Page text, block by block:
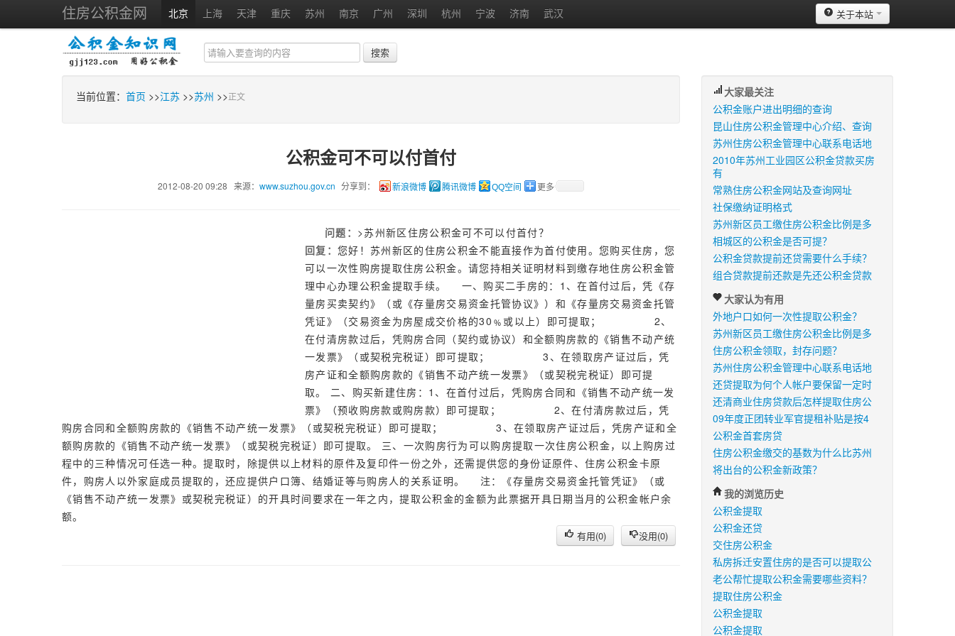
住房公积金网 关于本站
北京 上海 天津 重庆 苏州 南京 广州 深圳 杭州 宁波 济南 武汉
搜索
当前位置： 首页 >>江苏 >>苏州 >>正文
公积金可不可以付首付
2012-08-20 09:28 来源： www.suzhou.gov.cn 分享到： 新浪微博 腾讯微博 QQ空间 更多
问题： >苏州新区住房公积金可不可以付首付？
回复： 您好！苏州新区的住房公积金不能直接作为首付使用。您购买住房，您
可以一次性购房提取住房公积金。请您持相关证明材料到缴存地住房公积金管
理中心办理公积金提取手续。 一、购买二手房的：1、在首付过后，凭《存
量房买卖契约》（或《存量房交易资金托管协议》）和《存量房交易资金托管
凭证》（交易资金为房屋成交价格的30﹪或以上）即可提取； 2、
在付清房款过后，凭购房合同（契约或协议）和全额购房款的《销售不动产统
一发票》（或契税完税证）即可提取； 3、在领取房产证过后，凭
房产证和全额购房款的《销售不动产统一发票》（或契税完税证）即可提
取。 二、购买新建住房：1、在首付过后，凭购房合同和《销售不动产统一发
票》（预收购房款或购房款）即可提取； 2、在付清房款过后，凭
购房合同和全额购房款的《销售不动产统一发票》（或契税完税证）即可提取； 3、在领取房产证过后，凭房产证和全
额购房款的《销售不动产统一发票》（或契税完税证）即可提取。 三、一次购房行为可以购房提取一次住房公积金，以上购房过
程中的三种情况可任选一种。提取时，除提供以上材料的原件及复印件一份之外，还需提供您的身份证原件、住房公积金卡原
件，购房人以外家庭成员提取的，还应提供户口簿、结婚证等与购房人的关系证明。 注：《存量房交易资金托管凭证》（或
《销售不动产统一发票》或契税完税证）的开具时间要求在一年之内，提取公积金的金额为此票据开具日期当月的公积金帐户余
额。
有用(0) 没用(0)
大家最关注
公积金账户进出明细的查询
昆山住房公积金管理中心介绍、查询
苏州住房公积金管理中心联系电话地
2010年苏州工业园区公积金贷款买房
有
常熟住房公积金网站及查询网址
社保缴纳证明格式
苏州新区员工缴住房公积金比例是多
相城区的公积金是否可提？
公积金贷款提前还贷需要什么手续？
组合贷款提前还款是先还公积金贷款
大家认为有用
外地户口如何一次性提取公积金？
苏州新区员工缴住房公积金比例是多
住房公积金领取，封存问题？
苏州住房公积金管理中心联系电话地
还贷提取为何个人帐户要保留一定时
还清商业住房贷款后怎样提取住房公
09年度正团转业军官提租补贴是按4
公积金首套房贷
住房公积金缴交的基数为什么比苏州
将出台的公积金新政策？
我的浏览历史
公积金提取
公积金还贷
交住房公积金
私房拆迁安置住房的是否可以提取公
老公帮忙提取公积金需要哪些资料？
提取住房公积金
公积金提取
公积金提取